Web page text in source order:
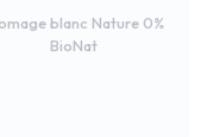
blanc Nature 0%
BioNat